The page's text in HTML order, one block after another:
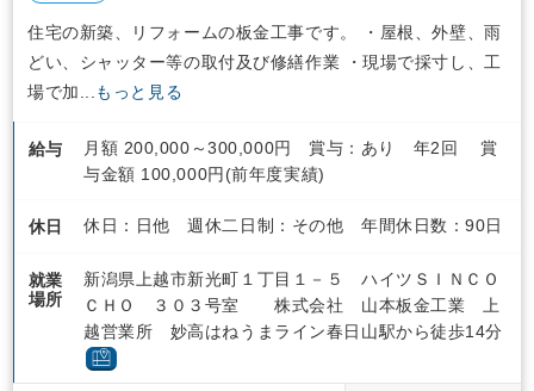
住宅の新築、リフォームの板金工事です。 ・屋根、外壁、雨
どい、シャッター等の取付及び修繕作業 ・現場で採寸し、工
場で加...
もっと見る
給与
月額 200,000～300,000円 賞与：あり 年2回 賞
与金額 100,000円(前年度実績)
休日 休日：日他 週休二日制：その他 年間休日数：90日
就業
場所
新潟県上越市新光町１丁目１－５ ハイツＳＩＮＣＯ
ＣＨＯ ３０３号室 株式会社 山本板金工業 上
越営業所 妙高はねうまライン春日山駅から徒歩14分